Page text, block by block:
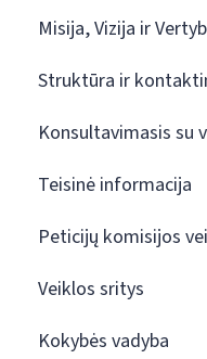
Misija, Vizija ir
Struktūra ir
Konsultavimasis su
Teisinė informacija
Peticijų komisijos
Veiklos sritys
Kokybės vadyba